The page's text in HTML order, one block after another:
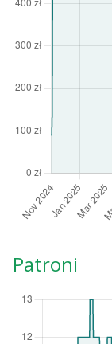
Patroni